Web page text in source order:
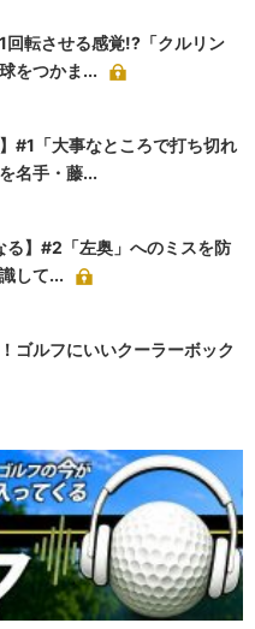
回転させる感覚!?「クルリン
をつかま...
#1「大事なところで打ち切れ
名手・藤...
る】#2「左奥」へのミスを防
して...
ゴルフにいいクーラーボック